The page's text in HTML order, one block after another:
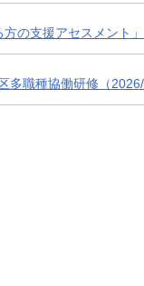
の支援アセスメント
職種協働研修（2026/